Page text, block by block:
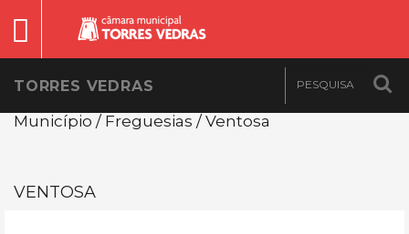
TORRES VEDRAS
Município / Freguesias / Ventosa
VENTOSA